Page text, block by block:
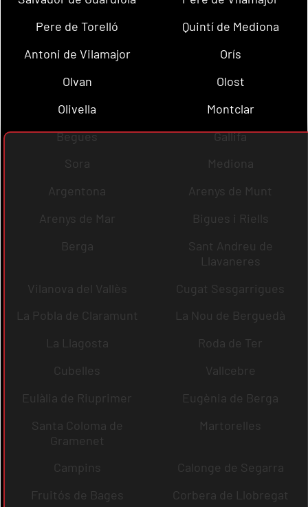
Pere de Torelló
Quintí de Mediona
Antoni de Vilamajor
Orís
Olvan
Olost
Olivella
Montclar
Begues
Gallifa
Sora
Mediona
Argentona
Arenys de Munt
Arenys de Mar
Bigues i Riells
Berga
Sant Andreu de
Llavaneres
Vilanova del Vallès
Cugat Sesgarrigues
La Pobla de Claramunt
La Nou de Berguedà
La Llagosta
Roda de Ter
Cubelles
Vallcebre
Eulàlia de Riuprimer
Eugènia de Berga
Santa Coloma de
Gramenet
Martorelles
Campins
Calonge de Segarra
Fruitós de Bages
Corbera de Llobregat